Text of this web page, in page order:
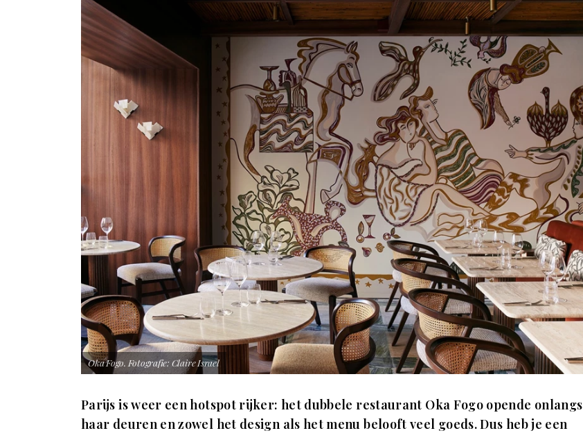
Oka Fogo. Fotografie: Claire Israel
Parijs is weer een hotspot rijker: het dubbele restaurant Oka Fogo opende onlangs
haar deuren en zowel het design als het menu belooft veel goeds. Dus heb je een